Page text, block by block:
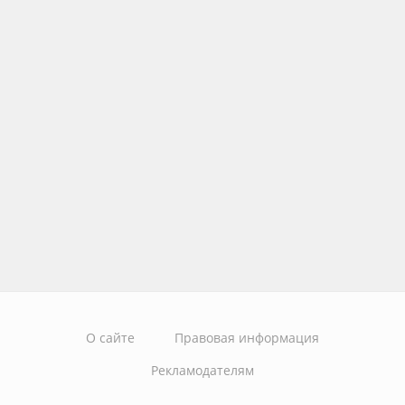
О сайте
Правовая информация
Рекламодателям